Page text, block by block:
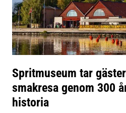
Spritmuseum tar
smakresa genom 300
historia